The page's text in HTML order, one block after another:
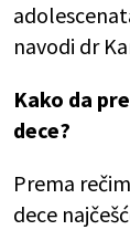
navodi dr
Kako da
dece?
Prema
dece